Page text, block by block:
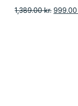
1,389.00kr. 999.00